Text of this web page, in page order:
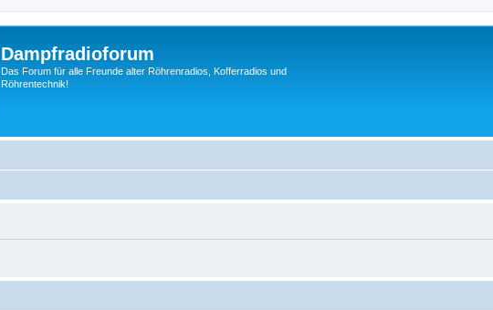
Dampfradioforum
Das Forum für alle Freunde alter Röhrenradios, Kofferradios und
Röhrentechnik!